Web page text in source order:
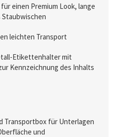
einen Premium Look, lange
leichten Transport
Etikettenhalter mit
Kennzeichnung des Inhalts
Transportbox für Unterlagen
und